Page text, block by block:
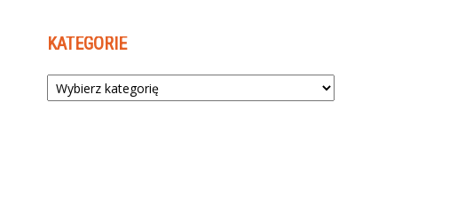
KATEGORIE
Kategorie